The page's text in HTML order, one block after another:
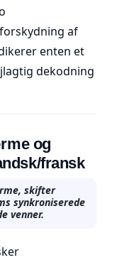
af
enten et
dekodning
og
fransk
skifter
synkroniserede
venner.